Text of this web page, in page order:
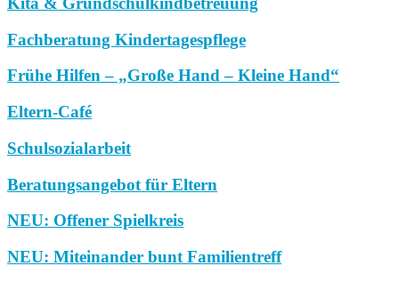
Fachberatung Kindertagespflege
Frühe Hilfen – „Große Hand – Kleine Hand“
Eltern-Café
Schulsozialarbeit
Beratungsangebot für Eltern
NEU: Offener Spielkreis
NEU: Miteinander bunt Familientreff